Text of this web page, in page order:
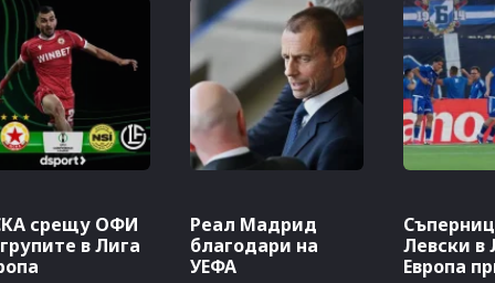
срещу ОФИ
в Лига
Реал Мадрид
благодари на
УЕФА
Левски в
Европа